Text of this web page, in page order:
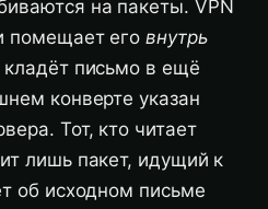
на пакеты. VPN
помещает еговнутрь
письмо в ещё
конверте указан
Тот, кто читает
лишь пакет, идущий к
об исходном письме